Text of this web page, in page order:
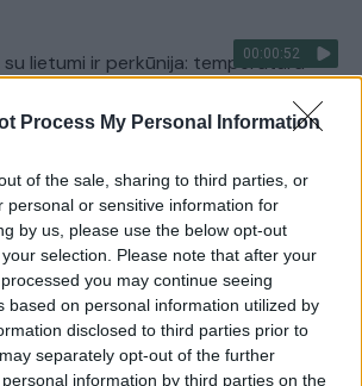
Process My Personal Information
of the sale, sharing to third parties, or
personal or sensitive information for
by us, please use the below opt-out
selection. Please note that after your
you may continue seeing
based on personal information utilized by
disclosed to third parties prior to
separately opt-out of the further
information by third parties on the
00:00:52
lietumi ir perkūnija: temperatūra
Visi įrašai
įrašai